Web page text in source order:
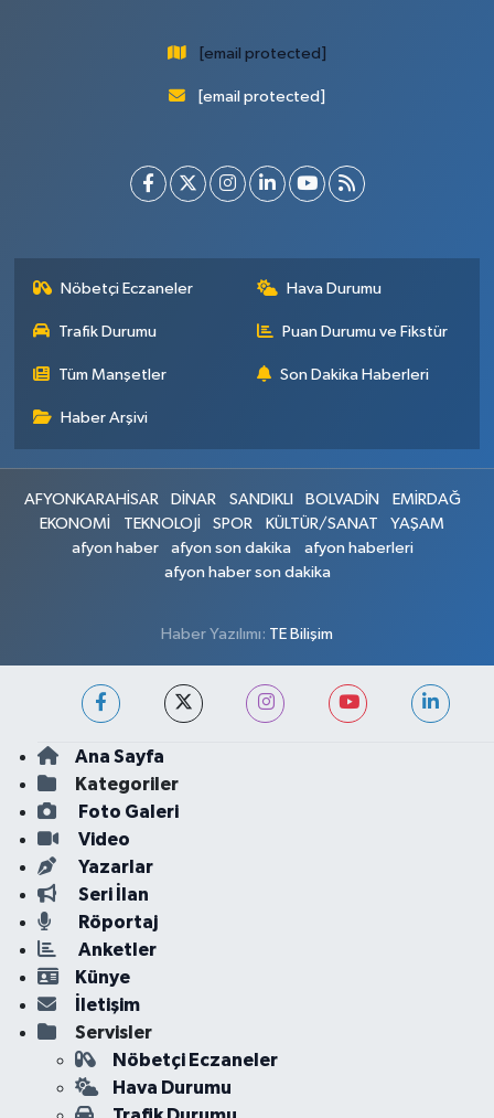
[email protected]
[email protected]
Nöbetçi Eczaneler Hava Durumu
Trafik Durumu Puan Durumu ve Fikstür
Tüm Manşetler Son Dakika Haberleri
Haber Arşivi
AFYONKARAHİSAR DİNAR SANDIKLI BOLVADİN
EMİRDAĞ
EKONOMİ
TEKNOLOJİ SPOR KÜLTÜR/SANAT
YAŞAM
afyon haber
afyon son dakika
afyon haberleri
afyon haber son dakika
Haber Yazılımı: TE Bilişim
Ana Sayfa
Kategoriler
Foto Galeri
Video
Yazarlar
Seri İlan
Röportaj
Anketler
Künye
İletişim
Servisler
Nöbetçi Eczaneler
Hava Durumu